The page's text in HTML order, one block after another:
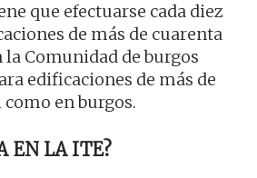
que efectuarse cada diez
de más de cuarenta
la Comunidad de burgos
edificaciones de más de
en burgos.
EN LA ITE?